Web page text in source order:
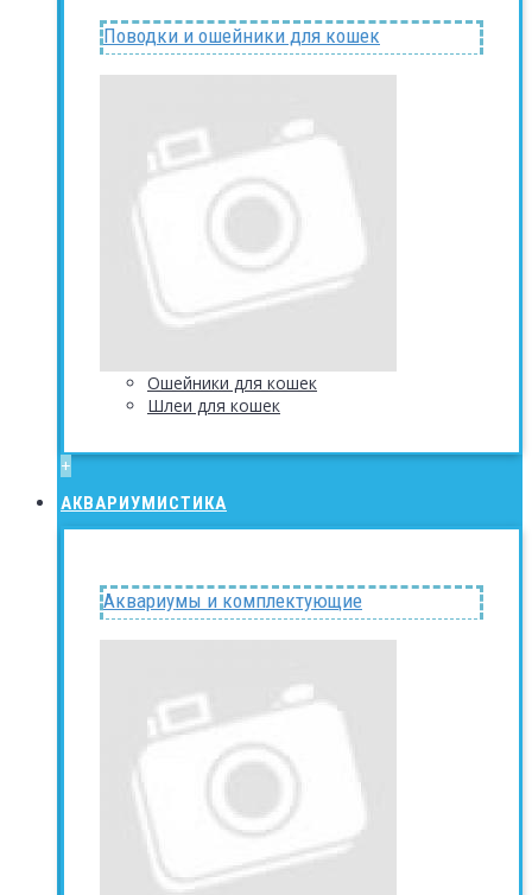
Поводки и ошейники для кошек
Ошейники для кошек
Шлеи для кошек
+
АКВАРИУМИСТИКА
Аквариумы и комплектующие